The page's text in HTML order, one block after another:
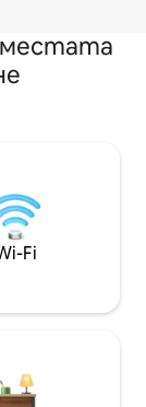
местата
Fi